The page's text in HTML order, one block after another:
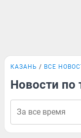
КАЗАНЬ ВСЕ
Новости по